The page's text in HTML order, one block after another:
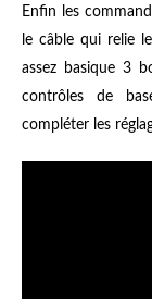
Enfin les
le câble qui relie
assez basique 3
contrôles de
compléter les